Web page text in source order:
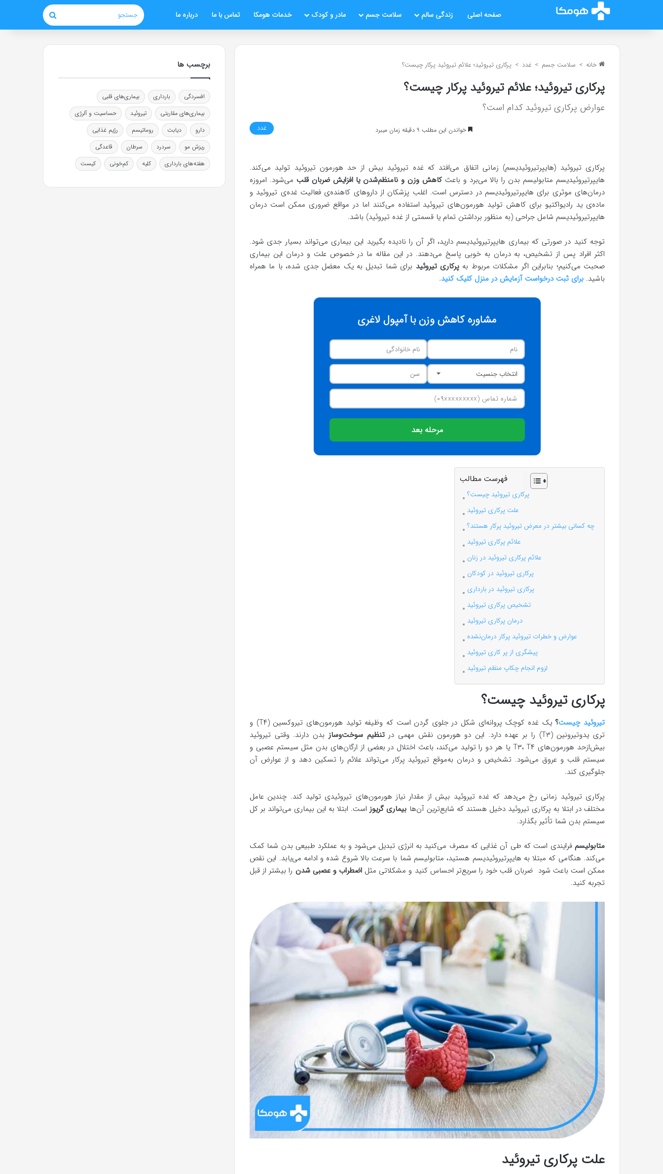
صفحه اصلی زندگی سالم سلامت جسم مادر و کودک خدمات هومکا تماس با ما درباره ما جستجو
خانه > سلامت جسم > غدد > پرکاری تیروئید؛ علائم تیروئید پرکار چیست؟
پرکاری تیروئید؛ علائم تیروئید پرکار چیست؟
عوارض پرکاری تیروئید کدام است؟
خواندن این مطلب 9 دقیقه زمان میبرد غدد
پرکاری تیروئید (هایپرتیروئیدیسم) زمانی اتفاق می‌افتد که غده تیروئید بیش از حد هورمون تیروئید تولید می‌کند.
هایپرتیروئیدیسم متابولیسم بدن را بالا می‌برد و باعثکاهش وزن و نامنظم‌شدن یا افزایش ضربان قلب می‌شود. امروزه
درمان‌های موثری برای هایپرتیروئیدیسم در دسترس است. اغلب پزشکان از داروهای کاهنده‌ی فعالیت غده‌ی تیروئید و
ماده‌ی ید رادیواکتیو برای کاهش تولید هورمون‌های تیروئید استفاده می‌کنند اما در مواقع ضروری ممکن است درمان
هایپرتیروئیدیسم شامل جراحی (به منظور برداشتن تمام یا قسمتی از غده تیروئید) باشد.
توجه کنید در صورتی که بیماری هایپرتیروئیدیسم دارید، اگر آن را نادیده بگیرید این بیماری می‌تواند بسیار جدی شود.
اکثر افراد پس از تشخیص، به درمان به خوبی پاسخ می‌دهند. در این مقاله ما در خصوص علت و درمان این بیماری
صحبت می‌کنیم؛ بنابراین اگر مشکلات مربوط به پرکاری تیروئید برای شما تبدیل به یک معضل جدی شده، با ما همراه
باشید. برای ثبت درخواست آزمایش در منزل کلیک کنید.
مشاوره کاهش وزن با آمپول لاغری
مرحله بعد
فهرست مطالب
پرکاری تیروئید چیست؟
علت پرکاری تیروئید
چه کسانی بیشتر در معرض تیروئید پرکار هستند؟
علائم پرکاری تیروئید
علائم پرکاری تیروئید در زنان
پرکاری تیروئید در کودکان
پرکاری تیروئید در بارداری
تشخیص پرکاری تیروئید
درمان پرکاری تیروئید
عوارض و خطرات تیروئید پرکار درمان‌نشده
پیشگری از پر کاری تیروئید
لزوم انجام چکاپ منظم تیروئید
پرکاری تیروئید چیست؟
تیروئید چیست؟
یک غده کوچک پروانه‌ای شکل در جلوی گردن است که وظیفه تولید هورمون‌های تیروکسین (T۴) و
تری یدوتیرونین (T۳) را بر عهده دارد. این دو هورمون نقش مهمی در
تنظیم سوخت‌وساز بدن دارند. وقتی تیروئید
بیش‌ازحد هورمون‌های T۳، T۴ یا هر دو را تولید می‌کند، باعث اختلال در بعضی از ارگان‌های بدن مثل سیستم عصبی و
سیستم قلب و عروق می‌شود. تشخیص و درمان به‌موقع تیروئید پرکار می‌تواند علائم را تسکین دهد و از عوارض آن
جلوگیری کند.
پرکاری تیروئید زمانی رخ می‌دهد که غده تیروئید بیش از مقدار نیاز هورمون‌های تیروئیدی تولید کند. چندین عامل
مختلف در ابتلا به پرکاری تیروئید دخیل هستند که شایع‌ترین آن‌ها بیماری گریوز است. ابتلا به این بیماری می‌تواند بر کل
سیستم بدن شما تأثیر بگذارد.
متابولیسم فرایندی است که طی آن غذایی که مصرف می‌کنید به انرژی تبدیل می‌شود و به عملکرد طبیعی بدن شما کمک
می‌کند. هنگامی که مبتلا به هایپرتیروئیدیسم هستید، متابولیسم شما با سرعت بالا شروع شده و ادامه می‌یابد. این نقص
ممکن است باعث شود ضربان قلب خود را سریع‌تر احساس کنید و مشکلاتی مثلاضطراب و عصبی شدن را بیشتر از قبل
تجربه کنید.
علت پرکاری تیروئید
برچسب ها
افسردگی بارداری
بیماری‌های قلبی
بیماری‌های مقاربتی
تیروئید
حساسیت و آلرژی
دارو
دیابت روماتیسم
رژیم غذایی
ریزش مو
سردرد سرطان
قاعدگی
هفته‌های بارداری
کلیه کم‌خونی کیست